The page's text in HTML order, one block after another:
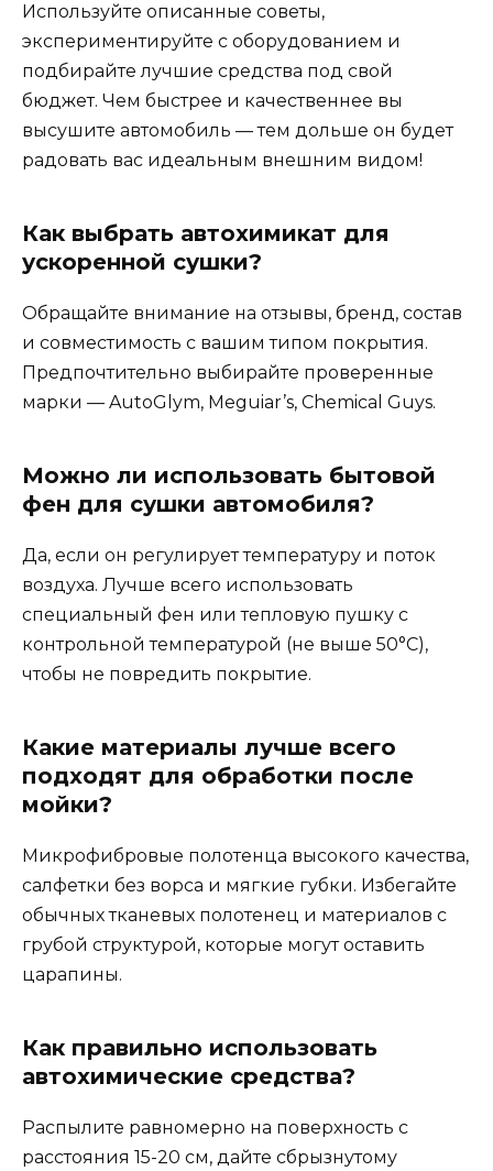
Используйте описанные советы,
экспериментируйте с оборудованием и
подбирайте лучшие средства под свой
бюджет. Чем быстрее и качественнее вы
высушите автомобиль — тем дольше он будет
радовать вас идеальным внешним видом!
Как выбрать автохимикат для
ускоренной сушки?
Обращайте внимание на отзывы, бренд, состав
и совместимость с вашим типом покрытия.
Предпочтительно выбирайте проверенные
марки — AutoGlym, Meguiar’s, Chemical Guys.
Можно ли использовать бытовой
фен для сушки автомобиля?
Да, если он регулирует температуру и поток
воздуха. Лучше всего использовать
специальный фен или тепловую пушку с
контрольной температурой (не выше 50°C),
чтобы не повредить покрытие.
Какие материалы лучше всего
подходят для обработки после
мойки?
Микрофибровые полотенца высокого качества,
салфетки без ворса и мягкие губки. Избегайте
обычных тканевых полотенец и материалов с
грубой структурой, которые могут оставить
царапины.
Как правильно использовать
автохимические средства?
Распылите равномерно на поверхность с
расстояния 15-20 см, дайте сбрызнутому